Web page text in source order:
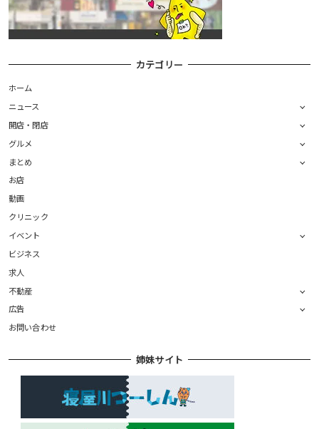
カテゴリー
ホーム
ニュース
開店・閉店
グルメ
まとめ
お店
動画
クリニック
イベント
ビジネス
求人
不動産
広告
お問い合わせ
姉妹サイト